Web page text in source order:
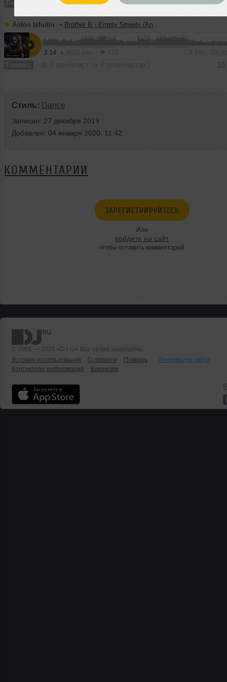
Ремикс В плейлист (в 18 плейлистах) 09
Anton Ishutin ➝ Brother B - Empty Streets (Anton Ishutin Remix)
3:14
Ремикс 10
Стиль: Dance
Записан: 27 декабря 2019
Добавлен: 04 января 2020, 11:42
КОММЕНТАРИИ
ЗАРЕГИСТРИРУЙТЕСЬ
Или
войдите на сайт
чтобы оставить комментарий
© 2001 — 2026 «DJ.ru» Все права защищены.
Условия использования
О проекте Помощь
Реклама на сайте
Контактная информация
Вакансии